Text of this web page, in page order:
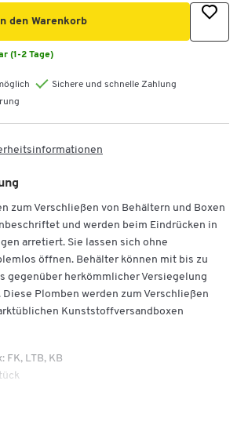
den Warenkorb
(1-2 Tage)
Sichere und schnelle Zahlung
zum Verschließen von Behältern und Boxen
und werden beim Eindrücken in
arretiert. Sie lassen sich ohne
öffnen. Behälter können mit bis zu
gegenüber herkömmlicher Versiegelung
Plomben werden zum Verschließen
Kunststoffversandboxen
FK, LTB, KB